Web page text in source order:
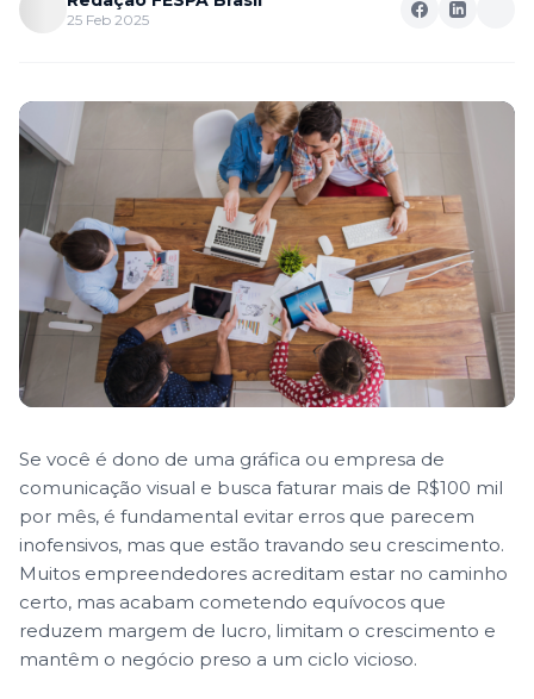
25 Feb 2025
Se você é dono de uma gráfica ou empresa de
comunicação visual e busca faturar mais de R$100 mil
por mês, é fundamental evitar erros que parecem
inofensivos, mas que estão travando seu crescimento.
Muitos empreendedores acreditam estar no caminho
certo, mas acabam cometendo equívocos que
reduzem margem de lucro, limitam o crescimento e
mantêm o negócio preso a um ciclo vicioso.